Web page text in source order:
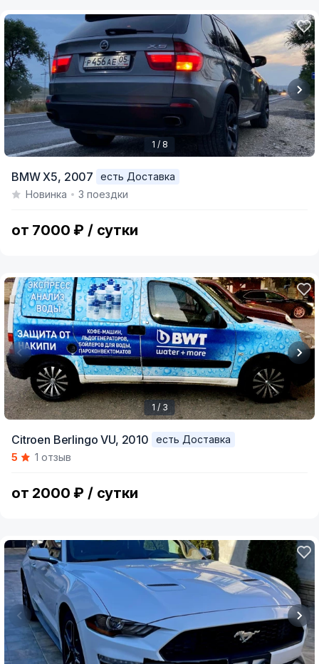
of
1 / 8
BMW X5, 2007
есть Доставка
Новинка
3 поездки
от 7000 ₽ / сутки
of
1 / 3
Citroen Berlingo VU, 2010
есть Доставка
5
1 отзыв
от 2000 ₽ / сутки